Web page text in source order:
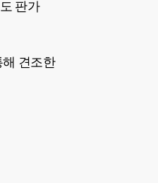
판가
견조한